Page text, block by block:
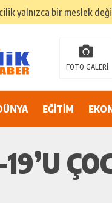
yalnızca bir meslek
ÇAĞRI: “EŞİT VE
Göbeğinde Güvenlik
FOTO GALERİ
EĞİTİM